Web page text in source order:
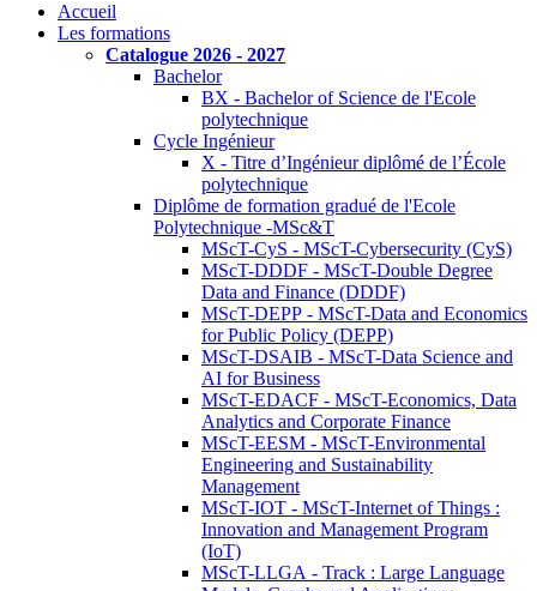
Accueil
Les formations
Catalogue 2026 - 2027
Bachelor
BX - Bachelor of Science de l'Ecole
polytechnique
Cycle Ingénieur
X - Titre d’Ingénieur diplômé de l’École
polytechnique
Diplôme de formation gradué de l'Ecole
Polytechnique -MSc&T
MScT-CyS - MScT-Cybersecurity (CyS)
MScT-DDDF - MScT-Double Degree
Data and Finance (DDDF)
MScT-DEPP - MScT-Data and Economics
for Public Policy (DEPP)
MScT-DSAIB - MScT-Data Science and
AI for Business
MScT-EDACF - MScT-Economics, Data
Analytics and Corporate Finance
MScT-EESM - MScT-Environmental
Engineering and Sustainability
Management
MScT-IOT - MScT-Internet of Things :
Innovation and Management Program
(IoT)
MScT-LLGA - Track : Large Language